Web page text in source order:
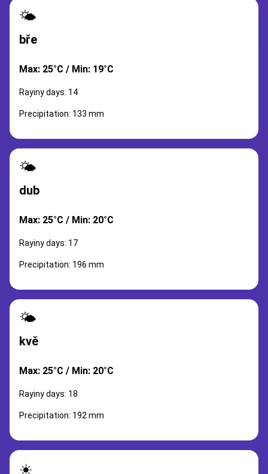
🌤️
bře
Max: 25°C / Min: 19°C
Rayiny days: 14
Precipitation: 133 mm
🌤️
dub
Max: 25°C / Min: 20°C
Rayiny days: 17
Precipitation: 196 mm
🌤️
kvě
Max: 25°C / Min: 20°C
Rayiny days: 18
Precipitation: 192 mm
☀️